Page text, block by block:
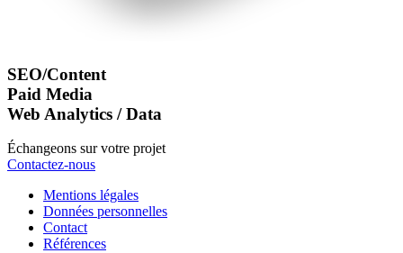
SEO/Content
Paid Media
Web Analytics / Data
Échangeons sur votre projet
Contactez-nous
Mentions légales
Données personnelles
Contact
Références